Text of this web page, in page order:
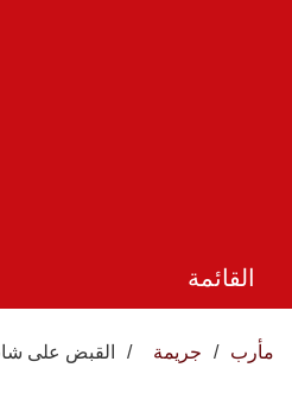
القائمة
مأرب جريمة القبض على